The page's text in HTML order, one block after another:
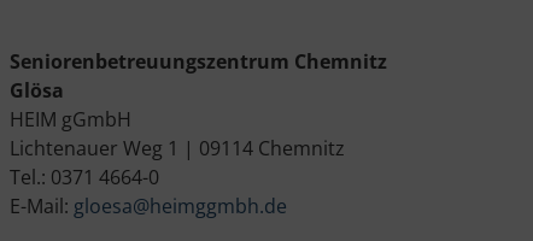
Seniorenbetreuungszentrum Chemnitz
Glösa
HEIM gGmbH
Lichtenauer Weg 1 | 09114 Chemnitz
Tel.: 0371 4664-0
E-Mail: gloesa@heimggmbh.de